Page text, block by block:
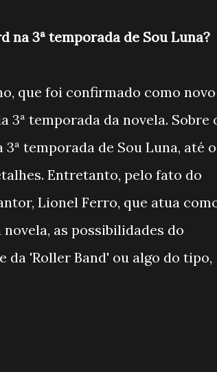
na 3ª temporada de Sou Luna?
que foi confirmado como novo
3ª temporada da novela. Sobre
temporada de Sou Luna, até o
Entretanto, pelo fato do
Lionel Ferro, que atua
as possibilidades do
'Roller Band' ou algo do tipo,